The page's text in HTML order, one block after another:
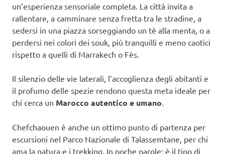
un’esperienza sensoriale completa. La città invita a
rallentare, a camminare senza fretta tra le stradine, a
sedersi in una piazza sorseggiando un tè alla menta, o a
perdersi nei colori dei souk, più tranquilli e meno caotici
rispetto a quelli di Marrakech o Fès.
Il silenzio delle vie laterali, l’accoglienza degli abitanti e
il profumo delle spezie rendono questa meta ideale per
chi cerca un Marocco autentico e umano.
Chefchaouen è anche un ottimo punto di partenza per
escursioni nel Parco Nazionale di Talassemtane, per chi
ama la natura e i trekking. In poche parole: è il tipo di